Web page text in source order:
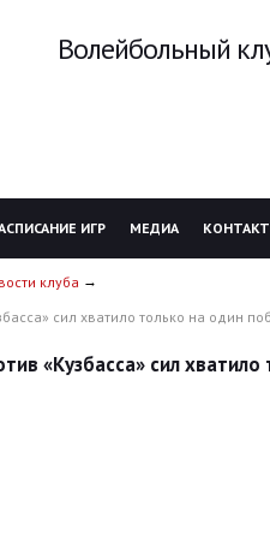
Волейбольный
ИГР МЕДИА
клуба
сил хватило только на один
«Кузбасса» сил